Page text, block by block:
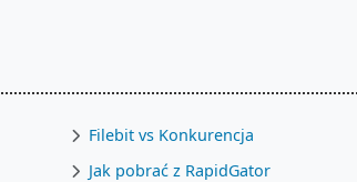
Filebit vs Konkurencja
Jak pobrać z RapidGator